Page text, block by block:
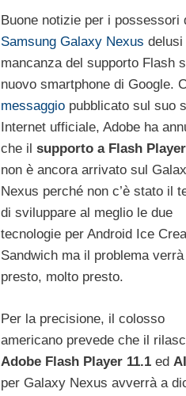
Buone notizie per i possessori
Samsung Galaxy Nexus delusi
mancanza del supporto Flash
nuovo smartphone di Google.
messaggiopubblicato sul suo
Internet ufficiale, Adobe ha
che il supporto a Flash
non è ancora arrivato sul
Nexus perché non c’è stato il
di sviluppare al meglio le due
tecnologie per Android Ice
Sandwich ma il problema
presto, molto presto.
Per la precisione, il colosso
americano prevede che il
Adobe Flash Player 11.1ed
per Galaxy Nexus avverrà a